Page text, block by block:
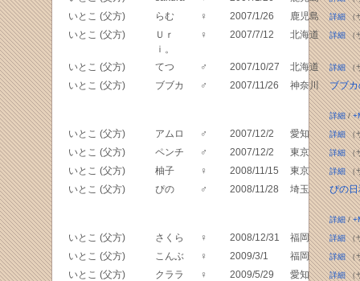
いとこ (父方) らむ ♀ 2007/1/26 鹿児島 詳細（
いとこ (父方)
Ｕｒ
ｉ。
♀ 2007/7/12 北海道 詳細（
いとこ (父方) てつ ♂ 2007/10/27 北海道 詳細（
いとこ (父方) ブブカ ♂ 2007/11/26 神奈川 ブブ
詳細/
いとこ (父方) アムロ ♂ 2007/12/2 愛知 詳細（
いとこ (父方) ペンチ ♂ 2007/12/2 東京 詳細（
いとこ (父方) 柚子 ♀ 2008/11/15 東京 詳細（
いとこ (父方) ぴの ♂ 2008/11/28 埼玉 ぴの日
詳細/
いとこ (父方) さくら ♀ 2008/12/31 福岡 詳細（
いとこ (父方) こんぶ ♀ 2009/3/1 福岡 詳細（
いとこ (父方) クララ ♀ 2009/5/29 愛知 詳細（